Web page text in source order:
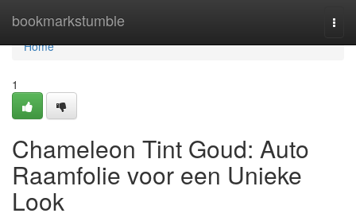
bookmarkstumble
Home
Home
1
Chameleon Tint Goud: Auto
Raamfolie voor een Unieke
Look